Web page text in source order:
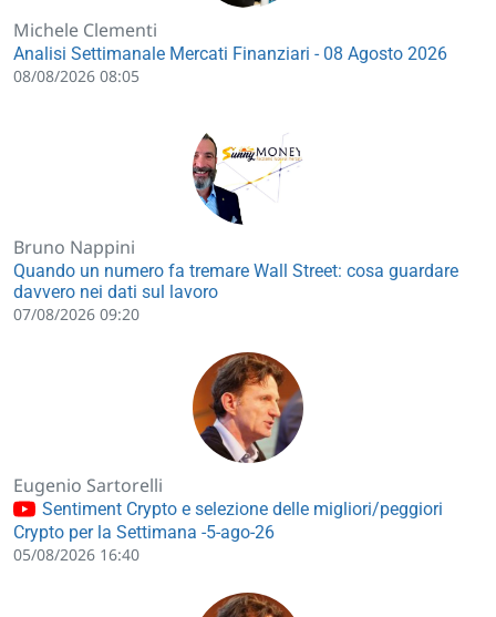
Michele Clementi
Analisi Settimanale Mercati Finanziari - 08 Agosto 2026
08/08/2026 08:05
Bruno Nappini
Quando un numero fa tremare Wall Street: cosa guardare
davvero nei dati sul lavoro
07/08/2026 09:20
Eugenio Sartorelli
Sentiment Crypto e selezione delle migliori/peggiori
Crypto per la Settimana -5-ago-26
05/08/2026 16:40